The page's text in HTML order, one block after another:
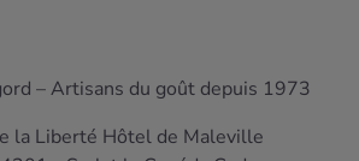
– Artisans du goût depuis 1973
la Liberté Hôtel de Maleville